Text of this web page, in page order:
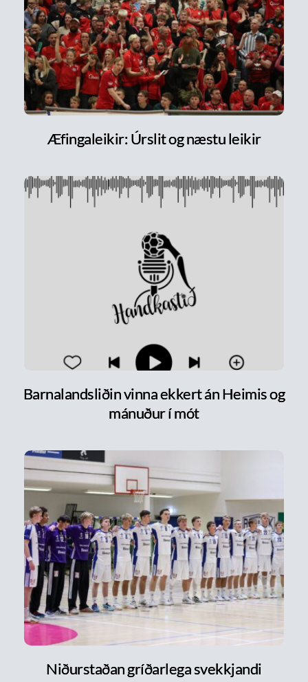
Æfingaleikir: Úrslit og næstu leikir
Barnalandsliðin vinna ekkert án Heimis og
mánuður í mót
Niðurstaðan gríðarlega svekkjandi